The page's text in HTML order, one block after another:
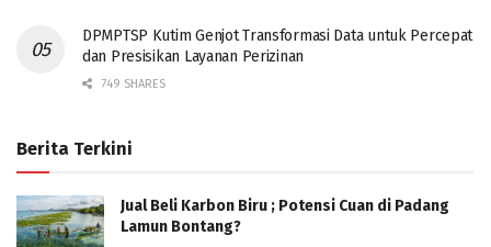
DPMPTSP Kutim Genjot Transformasi Data untuk Percepat
dan Presisikan Layanan Perizinan
749 SHARES
Berita Terkini
Jual Beli Karbon Biru ; Potensi Cuan di Padang
Lamun Bontang?